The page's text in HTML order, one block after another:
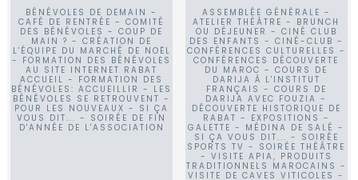
BÉNÉVOLES DE DEMAIN -
CAFÉ DE RENTRÉE - COMITÉ
DES BÉNÉVOLES - COUP DE
MAIN ? - CRÉATION DE
L'ÉQUIPE DU MARCHÉ DE NOËL
- FORMATION DES BÉNÉVOLES
AU SITE INTERNET RABAT
ACCUEIL - FORMATION DES
BÉNÉVOLES: ACCUEILLIR - LES
BÉNÉVOLES SE RETROUVENT -
POUR LES NOUVEAUX - SI ÇA
VOUS DIT... - SOIRÉE DE FIN
D'ANNÉE DE L'ASSOCIATION
ASSEMBLÉE GÉNÉRALE -
ATELIER THÉÂTRE - BRUNCH
OU DÉJEUNER - CINÉ CLUB
DES ENFANTS - CINÉ-CLUB -
CONFÉRENCES CULTURELLES -
CONFÉRENCES DÉCOUVERTE
DU MAROC - COURS DE
DARIJA À L'INSTITUT
FRANÇAIS - COURS DE
DARIJA AVEC FOUZIA -
DÉCOUVERTE HISTORIQUE DE
RABAT - EXPOSITIONS -
GALETTE - MÉDINA DE SALÉ -
SI ÇA VOUS DIT... - SOIRÉE
SPORTS TV - SOIRÉE THÉÂTRE
- VISITE APIA, PRODUITS
TRADITIONNELS MAROCAINS -
VISITE DE CAVES VITICOLES -